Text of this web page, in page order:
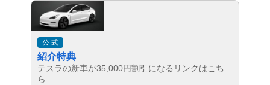
公 式
紹介特典
テスラの新車が35,000円割引になるリンクはこち
ら